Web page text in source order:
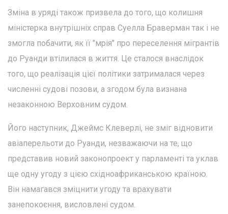
Зміна в уряді також призвела до того, що колишня
міністерка внутрішніх справ Суелла Браверман так і не
змогла побачити, як її "мрія" про переселення мігрантів
до Руанди втілилася в життя. Це сталося внаслідок
того, що реалізація цієї політики затрималася через
численні судові позови, а згодом була визнана
незаконною Верховним судом.
Його наступник, Джеймс Клеверлі, не зміг відновити
авіаперельоти до Руанди, незважаючи на те, що
представив новий законопроект у парламенті та уклав
ще одну угоду з цією східноафриканською країною.
Він намагався зміцнити угоду та врахувати
занепокоєння, висловлені судом.